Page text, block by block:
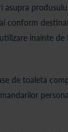
asupra
conform
inainte de
de toaleta